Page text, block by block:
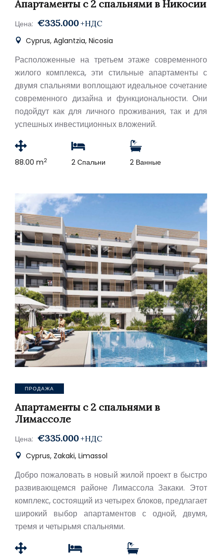
Апартаменты с 2 спальнями в Никосии
Цена: €335.000 +НДС
Cyprus, Aglantzia, Nicosia
Расположенные на третьем этаже современного
жилого комплекса, эти стильные апартаменты с
двумя спальнями воплощают идеальное сочетание
современного дизайна и функциональности. Они
подойдут как для личного проживания, так и для
успешных инвестиционных вложений.
88.00 m2 2 Спальни 2 Ванные
ПРОДАЖА
Апартаменты с 2 спальнями в
Лимассоле
Цена: €335.000 +НДС
Cyprus, Zakaki, Limassol
Добро пожаловать в новый жилой проект в быстро
развивающемся районе Лимассола Закаки. Этот
комплекс, состоящий из четырех блоков, предлагает
широкий выбор апартаментов с одной, двумя,
тремя и четырьмя спальнями.